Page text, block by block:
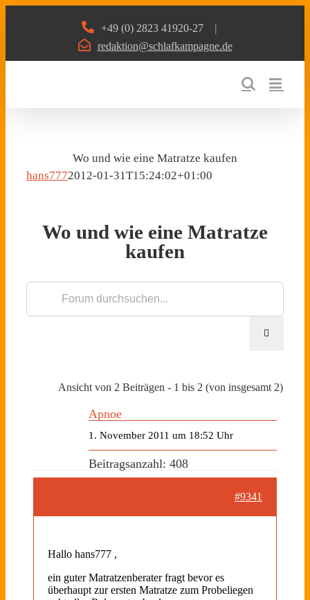
+49 (0) 2823 41920-27
|
redaktion@schlafkampagne.de
Wo und wie eine Matratze kaufen
hans7772012-01-31T15:24:02+01:00
Wo und wie eine Matratze
kaufen
Ansicht von 2 Beiträgen - 1 bis 2 (von insgesamt 2)
Apnoe
1. November 2011 um 18:52 Uhr
Beitragsanzahl: 408
#9341
Hallo hans777 ,
ein guter Matratzenberater fragt bevor es
überhaupt zur ersten Matratze zum Probeliegen